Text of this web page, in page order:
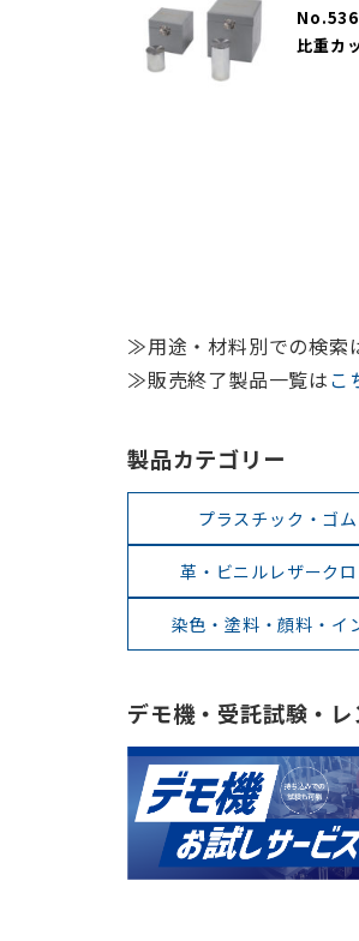
No.536
比重カ
≫用途・材料別での検索
≫販売終了製品一覧はこ
製品カテゴリー
プラスチック・ゴム
革・ビニルレザークロ
染色・塗料・顔料・イ
デモ機・受託試験・